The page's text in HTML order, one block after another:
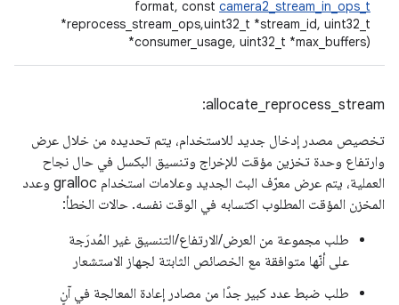
format, const camera2_stream_in_ops_t
*reprocess_stream_ops,uint32_t *stream_id, uint32_t
*consumer_usage, uint32_t *max_buffers)
allocate_reprocess_stream:
تخصيص مصدر إدخال جديد للاستخدام، يتم تحديده من خلال عرض
وارتفاع وحدة تخزين مؤقت للإخراج وتنسيق البكسل في حال نجاح
العملية، يتم عرض معرّف البث الجديد وعلامات استخدام gralloc وعدد
المخزن المؤقت المطلوب اكتسابه في الوقت نفسه. حالات الخطأ:
طلب مجموعة من العرض/الارتفاع/التنسيق غير المُدرَجة
على أنّها متوافقة مع الخصائص الثابتة لجهاز الاستشعار
طلب ضبط عدد كبير جدًا من مصادر إعادة المعالجة في آنٍ